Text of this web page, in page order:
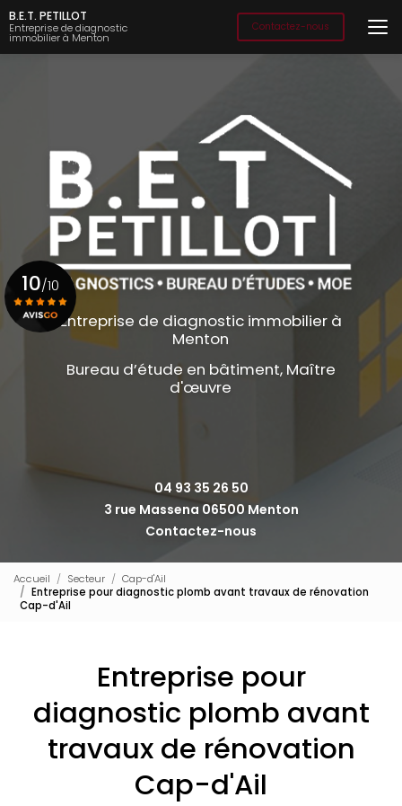
Aller
au
contenu
principal
B.E.T. PETILLOT
Entreprise de diagnostic
immobilier à Menton
Contactez-nous
Entreprise de diagnostic immobilier à
Menton
Bureau d’étude en bâtiment, Maître
d'œuvre
04 93 35 26 50
3 rue Massena 06500 Menton
Contactez-nous
10/10
Voir le certificat
Accueil Secteur
Cap-d'Ail
Entreprise pour diagnostic plomb avant travaux de rénovation
Cap-d'Ail
Entreprise pour
diagnostic plomb avant
travaux de rénovation
Cap-d'Ail